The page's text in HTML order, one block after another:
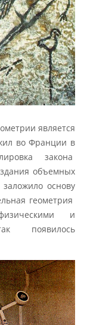
является
во Франции в
закона
объемных
основу
геометрия
и
появилось